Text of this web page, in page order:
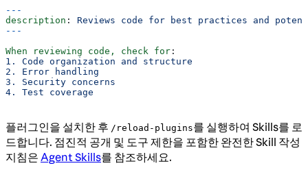
---
description : Reviews code for best practices and
---
When reviewing code, check for :
1. Code organization and structure
2. Error handling
3. Security concerns
4. Test coverage
플러그인을 설치한 후 /reload-plugins를 실행하여 Skills를 로
드합니다. 점진적 공개 및 도구 제한을 포함한 완전한 Skill 작성
지침은 Agent Skills를 참조하세요.